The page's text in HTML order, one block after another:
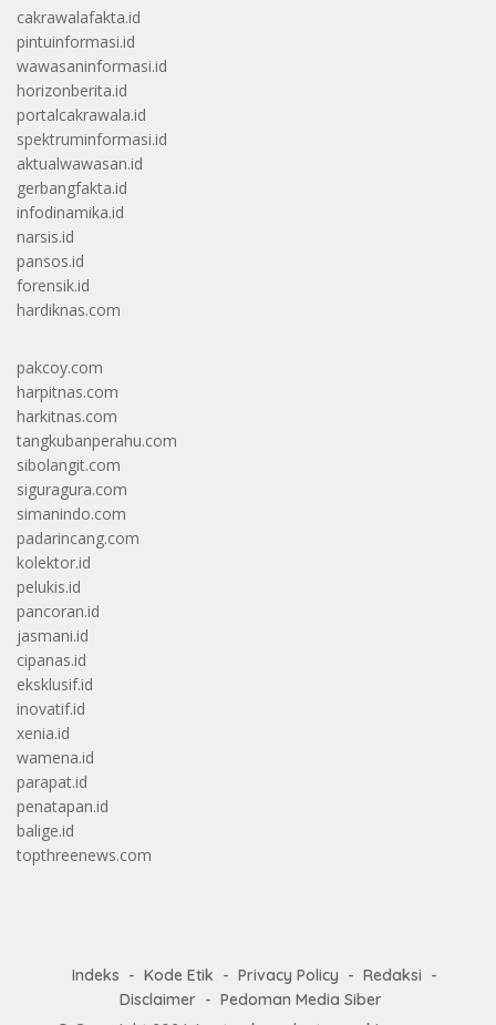
cakrawalafakta.id
pintuinformasi.id
wawasaninformasi.id
horizonberita.id
portalcakrawala.id
spektruminformasi.id
aktualwawasan.id
gerbangfakta.id
infodinamika.id
narsis.id
pansos.id
forensik.id
hardiknas.com
pakcoy.com
harpitnas.com
harkitnas.com
tangkubanperahu.com
sibolangit.com
siguragura.com
simanindo.com
padarincang.com
kolektor.id
pelukis.id
pancoran.id
jasmani.id
cipanas.id
eksklusif.id
inovatif.id
xenia.id
wamena.id
parapat.id
penatapan.id
balige.id
topthreenews.com
Indeks Kode Etik Privacy Policy
Redaksi
Disclaimer
Pedoman Media Siber